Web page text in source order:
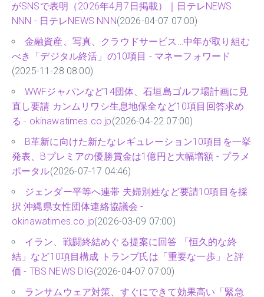
がSNSで表明（2026年4月7日掲載）｜日テレNEWS
NNN - 日テレNEWS NNN(2026-04-07 07:00)
金融資産、写真、クラウドサービス…中年が取り組む
べき「デジタル終活」の10項目 - マネーフォワード
(2025-11-28 08:00)
WWFジャパンなど14団体、石垣島ゴルフ場計画に見
直し要請 カンムリワシ生息地保全など10項目回答求め
る - okinawatimes.co.jp(2026-04-22 07:00)
B革新に向けた新たなレギュレーション10項目を一挙
発表、Bプレミアの優勝賞金は1億円と大幅増額 - プラメ
ポータル(2026-07-17 04:46)
ジェンダー平等へ連帯 夫婦別姓など要請10項目を採
択 沖縄県女性団体連絡協議会 -
okinawatimes.co.jp(2026-03-09 07:00)
イラン、戦闘終結めぐる提案に回答 「恒久的な終
結」など10項目構成 トランプ氏は「重要な一歩」と評
価 - TBS NEWS DIG(2026-04-07 07:00)
ランサムウェア対策、すぐにできて効果高い「緊急